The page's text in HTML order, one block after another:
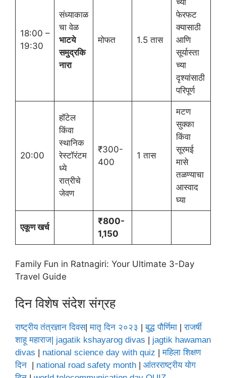
18:00 –
19:30
संध्याकाळ
चा वेळ
भाटये
समुद्रकि
नारा
मोफत 1.5 तास
च्या
फेरफट
क्यासाठी
आणि
सूर्यास्ता
च्या
दृश्यांसाठी
परिपूर्ण
20:00
हॉटेल
किंवा
स्थानिक
रेस्टॉरंटम
ध्ये
रात्रीचे
जेवण
₹300-
400
1 तास
मटण
सुक्का
किंवा
सूरमई
मासे
तळण्याचा
आस्वाद
घ्या
एकूण खर्च
₹800-
1,150
Family Fun in Ratnagiri: Your Ultimate 3-Day
Travel Guide
दिन विशेष संदेश संग्रह
राष्ट्रीय तंत्रज्ञान दिवस|मातृ दिन २०२३ |बुद्ध पौर्णिमा |राजर्षी
शाहू महाराज | jagatik kshayarog divas
jagtik hawaman
divas
national science day with quiz |महिला शिक्षण
दिन
national road safety month
आंतरराष्ट्रीय योग